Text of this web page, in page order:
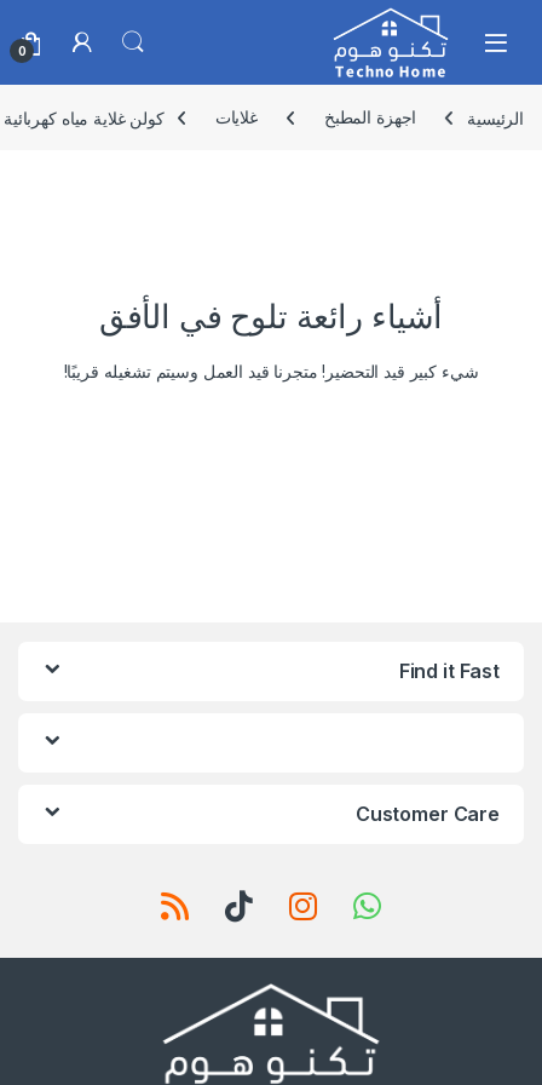
Skip to navigation
Skip to content
0
الرئيسية اجهزة المطبخ غلايات كولن غلاية مياه كهربائية استانلس 2 لتر لون
أشياء رائعة تلوح في الأفق
شيء كبير قيد التحضير! متجرنا قيد العمل وسيتم تشغيله قريبًا!
Find it Fast
Customer Care